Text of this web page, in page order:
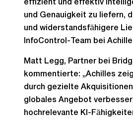
effizient und effektiv
und Genauigkeit zu liefern,
und widerstandsfähigere
InfoControl-Team bei
Matt Legg, Partner bei
kommentierte: „Achilles
durch gezielte
globales Angebot
hochrelevante KI-